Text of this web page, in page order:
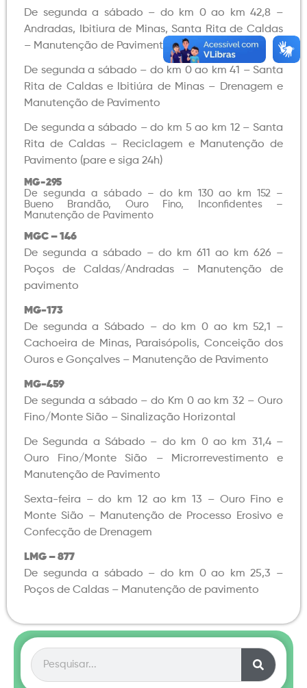
De segunda a sábado – do km 0 ao km 42,8 –
Andradas, Ibitiura de Minas, Santa Rita de Caldas
– Manutenção de Pavimento
De segunda a sábado – do km 0 ao km 41 – Santa
Rita de Caldas e Ibitiúra de Minas – Drenagem e
Manutenção de Pavimento
De segunda a sábado – do km 5 ao km 12 – Santa
Rita de Caldas – Reciclagem e Manutenção de
Pavimento (pare e siga 24h)
MG-295
De segunda a sábado – do km 130 ao km 152 –
Bueno Brandão, Ouro Fino, Inconfidentes –
Manutenção de Pavimento
MGC – 146
De segunda a sábado – do km 611 ao km 626 –
Poços de Caldas/Andradas – Manutenção de
pavimento
MG-173
De segunda a Sábado – do km 0 ao km 52,1 –
Cachoeira de Minas, Paraisópolis, Conceição dos
Ouros e Gonçalves – Manutenção de Pavimento
MG-459
De segunda a sábado – do Km 0 ao km 32 – Ouro
Fino/Monte Sião – Sinalização Horizontal
De Segunda a Sábado – do km 0 ao km 31,4 –
Ouro Fino/Monte Sião – Microrrevestimento e
Manutenção de Pavimento
Sexta-feira – do km 12 ao km 13 – Ouro Fino e
Monte Sião – Manutenção de Processo Erosivo e
Confecção de Drenagem
LMG – 877
De segunda a sábado – do km 0 ao km 25,3 –
Poços de Caldas – Manutenção de pavimento